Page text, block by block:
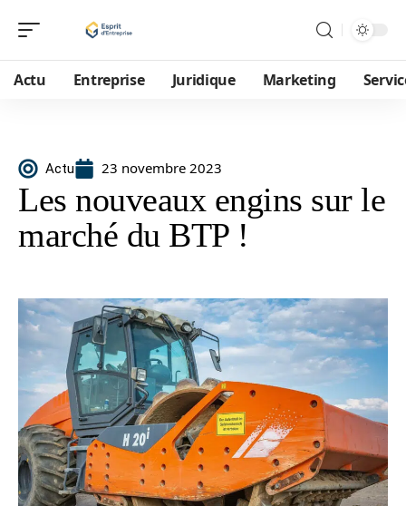
Actu Entreprise Juridique Marketing
Actu 23 novembre 2023
Les nouveaux engins sur le
marché du BTP !